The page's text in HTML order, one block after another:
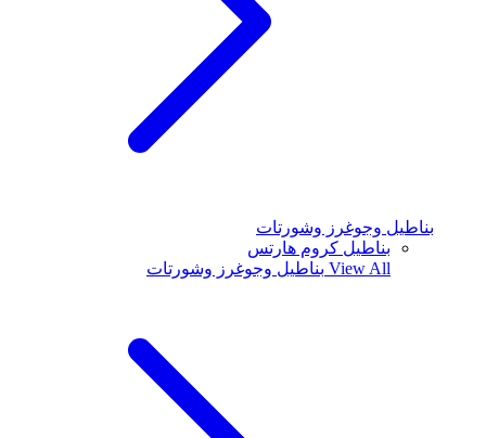
بناطيل وجوغرز وشورتات
بناطيل كروم هارتس
View All بناطيل وجوغرز وشورتات